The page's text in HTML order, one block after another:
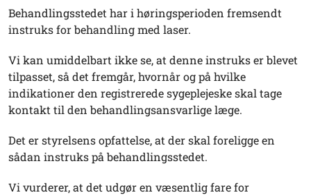
Behandlingsstedet har i høringsperioden fremsendt
instruks for behandling med laser.
Vi kan umiddelbart ikke se, at denne instruks er blevet
tilpasset, så det fremgår, hvornår og på hvilke
indikationer den registrerede sygeplejeske skal tage
kontakt til den behandlingsansvarlige læge.
Det er styrelsens opfattelse, at der skal foreligge en
sådan instruks på behandlingsstedet.
Vi vurderer, at det udgør en væsentlig fare for